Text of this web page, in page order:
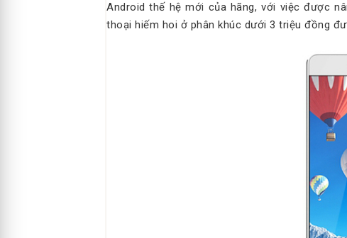
Android thế hệ mới của hãng, với việc được
thoại hiếm hoi ở phân khúc dưới 3 triệu đồng